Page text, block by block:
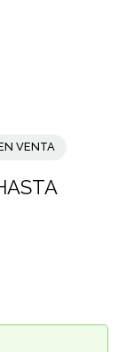
EN VENTA
HASTA